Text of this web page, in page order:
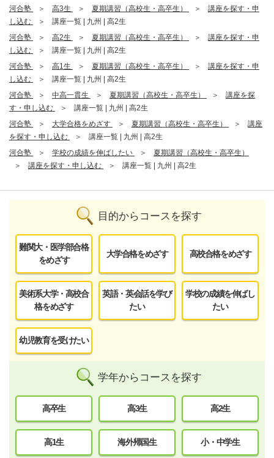
河合塾
高3生 夏期講習（高校生・高卒生）
講座を探す・申
し込む
講座一覧 | 九州 | 高2生
河合塾
高2生 夏期講習（高校生・高卒生）
講座を探す・申
し込む
講座一覧 | 九州 | 高2生
河合塾
高1生 夏期講習（高校生・高卒生）
講座を探す・申
し込む
講座一覧 | 九州 | 高2生
河合塾
中高一貫生 夏期講習（高校生・高卒生）
講座を探
す・申し込む
講座一覧 | 九州 | 高2生
河合塾
大学合格をめざす 夏期講習（高校生・高卒生）
講座
を探す・申し込む
講座一覧 | 九州 | 高2生
河合塾
学校の成績を伸ばしたい
夏期講習（高校生・高卒生）
講座を探す・申し込む
講座一覧 | 九州 | 高2生
目的からコースを探す
難関大・医学部合格
をめざす
大学合格をめざす 高校合格をめざす
美術系大学・高校合
格をめざす
英語・英会話を学び
たい
学校の成績を伸ばし
たい
幼児教育を受けたい
学年からコースを探す
高卒生 高3生 高2生
高1生 海外帰国生 小・中学生